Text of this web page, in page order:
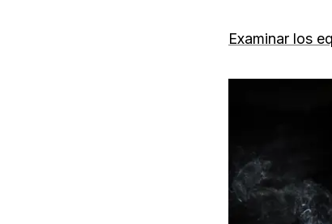
Examinar los